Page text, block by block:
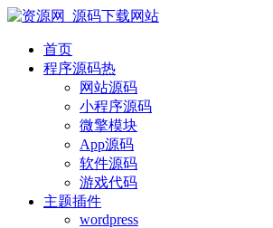
首页
程序源码热
网站源码
小程序源码
微擎模块
App源码
软件源码
游戏代码
主题插件
wordpress